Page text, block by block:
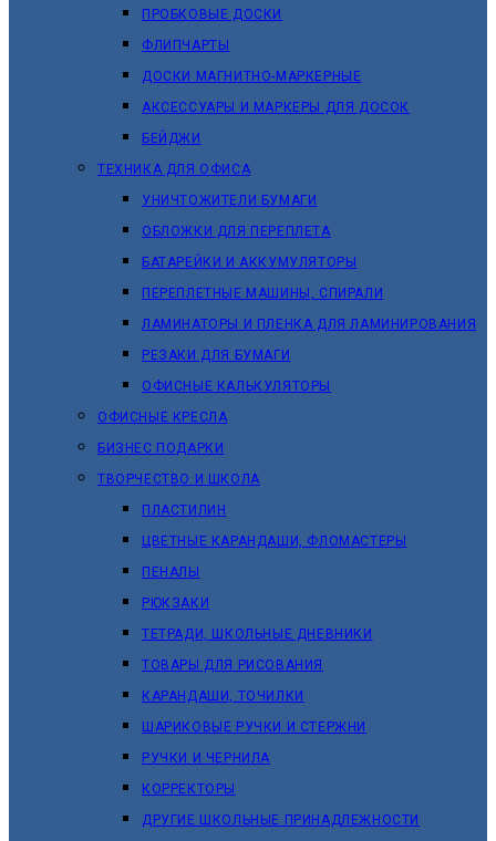
ПРОБКОВЫЕ ДОСКИ
ФЛИПЧАРТЫ
ДОСКИ МАГНИТНО-МАРКЕРНЫЕ
АКСЕССУАРЫ И МАРКЕРЫ ДЛЯ ДОСОК
БЕЙДЖИ
ТЕХНИКА ДЛЯ ОФИСА
УНИЧТОЖИТЕЛИ БУМАГИ
ОБЛОЖКИ ДЛЯ ПЕРЕПЛЕТА
БАТАРЕЙКИ И АККУМУЛЯТОРЫ
ПЕРЕПЛЕТНЫЕ МАШИНЫ, СПИРАЛИ
ЛАМИНАТОРЫ И ПЛЕНКА ДЛЯ ЛАМИНИРОВАНИЯ
РЕЗАКИ ДЛЯ БУМАГИ
ОФИСНЫЕ КАЛЬКУЛЯТОРЫ
ОФИСНЫЕ КРЕСЛА
БИЗНЕС ПОДАРКИ
ТВОРЧЕСТВО И ШКОЛА
ПЛАСТИЛИН
ЦВЕТНЫЕ КАРАНДАШИ, ФЛОМАСТЕРЫ
ПЕНАЛЫ
РЮКЗАКИ
ТЕТРАДИ, ШКОЛЬНЫЕ ДНЕВНИКИ
ТОВАРЫ ДЛЯ РИСОВАНИЯ
КАРАНДАШИ, ТОЧИЛКИ
ШАРИКОВЫЕ РУЧКИ И СТЕРЖНИ
РУЧКИ И ЧЕРНИЛА
КОРРЕКТОРЫ
ДРУГИЕ ШКОЛЬНЫЕ ПРИНАДЛЕЖНОСТИ